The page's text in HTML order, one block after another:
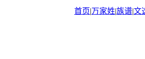
首页|万家姓|族谱|文